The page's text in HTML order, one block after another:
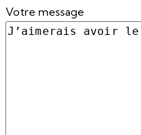
Votre message